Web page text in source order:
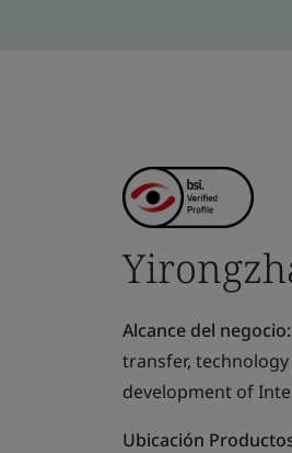
Alcance del negocio:
transfer,
development of
Ubicación